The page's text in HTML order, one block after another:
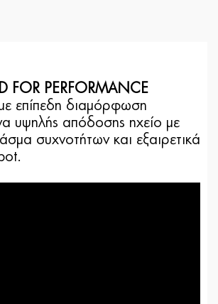
FOR PERFORMANCE
επίπεδη διαμόρφωση
υψηλής απόδοσης ηχείο με
συχνοτήτων και εξαιρετικά